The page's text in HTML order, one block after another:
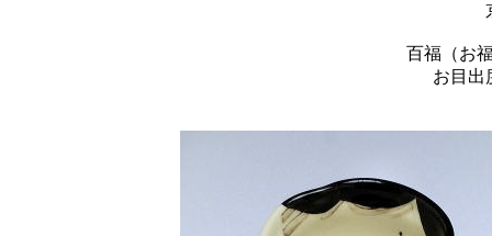
百福（お
お目出